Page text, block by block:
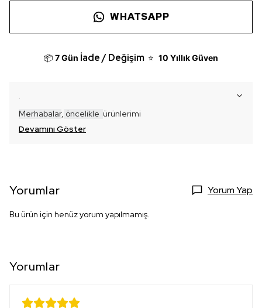
WHATSAPP
📦 7 Gün İade / Değişim ⭐ 10 Yıllık Güven
.
Merhabalar, öncelikle ürünlerimi
Devamını Göster
Yorumlar Yorum Yap
Bu ürün için henüz yorum yapılmamış.
Yorumlar